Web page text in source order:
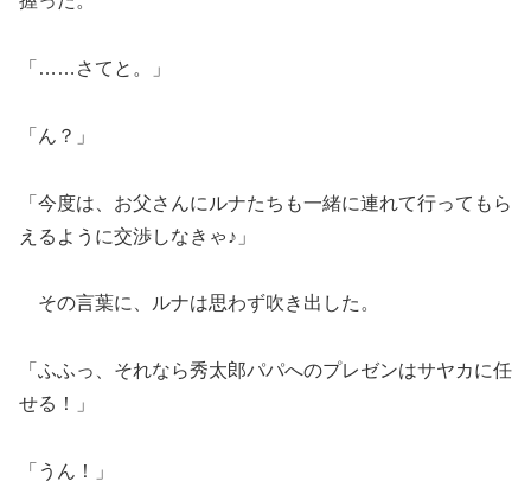
「……さてと。」
「ん？」
「今度は、お父さんにルナたちも一緒に連れて行ってもら
えるように交渉しなきゃ♪」
その言葉に、ルナは思わず吹き出した。
「ふふっ、それなら秀太郎パパへのプレゼンはサヤカに任
せる！」
「うん！」